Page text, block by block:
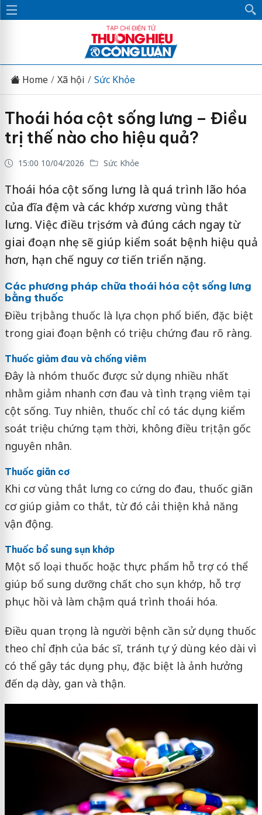
Home Xã hội Sức Khỏe
Thoái hóa cột sống lưng – Điều
trị thế nào cho hiệu quả?
15:00 10/04/2026 Sức Khỏe
Thoái hóa cột sống lưng là quá trình lão hóa
của đĩa đệm và các khớp xương vùng thắt
lưng. Việc điều trị sớm và đúng cách ngay từ
giai đoạn nhẹ sẽ giúp kiểm soát bệnh hiệu quả
hơn, hạn chế nguy cơ tiến triển nặng.
Các phương pháp chữa thoái hóa cột sống lưng
bằng thuốc
Điều trị bằng thuốc là lựa chọn phổ biến, đặc biệt
trong giai đoạn bệnh có triệu chứng đau rõ ràng.
Thuốc giảm đau và chống viêm
Đây là nhóm thuốc được sử dụng nhiều nhất
nhằm giảm nhanh cơn đau và tình trạng viêm tại
cột sống. Tuy nhiên, thuốc chỉ có tác dụng kiểm
soát triệu chứng tạm thời, không điều trị tận gốc
nguyên nhân.
Thuốc giãn cơ
Khi cơ vùng thắt lưng co cứng do đau, thuốc giãn
cơ giúp giảm co thắt, từ đó cải thiện khả năng
vận động.
Thuốc bổ sung sụn khớp
Một số loại thuốc hoặc thực phẩm hỗ trợ có thể
giúp bổ sung dưỡng chất cho sụn khớp, hỗ trợ
phục hồi và làm chậm quá trình thoái hóa.
Điều quan trọng là người bệnh cần sử dụng thuốc
theo chỉ định của bác sĩ, tránh tự ý dùng kéo dài vì
có thể gây tác dụng phụ, đặc biệt là ảnh hưởng
đến dạ dày, gan và thận.